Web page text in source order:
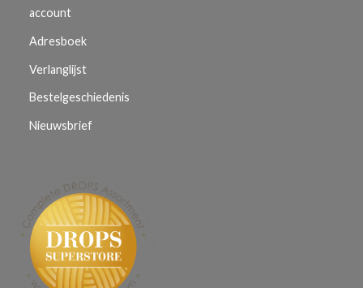
account
Adresboek
Verlanglijst
Bestelgeschiedenis
Nieuwsbrief